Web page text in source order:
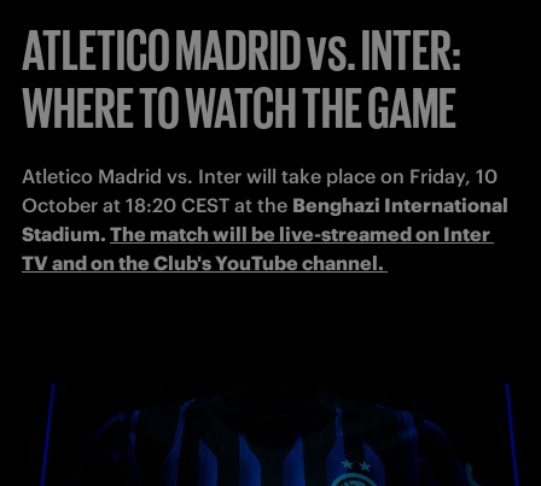
ATLETICO MADRID vs. INTER:
WHERE TO WATCH THE GAME
Atletico Madrid vs. Inter will take place on Friday, 10
October at 18:20 CEST at the Benghazi International
Stadium. The match will be live-streamed on Inter
TV and on the Club's YouTube channel.